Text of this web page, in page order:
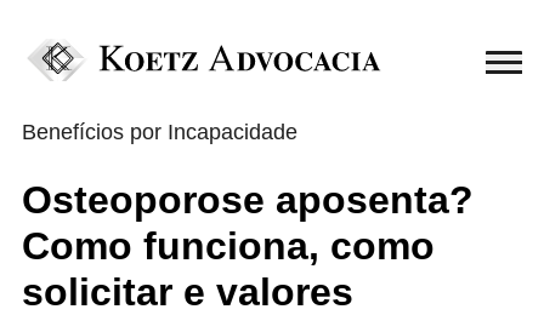
Benefícios por Incapacidade
Osteoporose aposenta?
Como funciona, como
solicitar e valores